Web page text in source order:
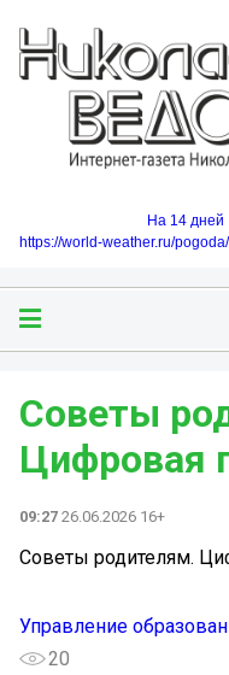
На 14 дней
https://world-weather.ru/
Советы
Цифровая
09:27 26.06.2026 16+
Советы родителям.
Управление
20